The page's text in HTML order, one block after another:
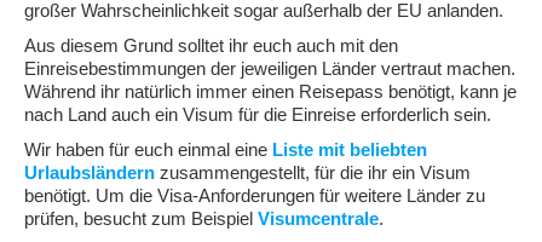
großer Wahrscheinlichkeit sogar außerhalb der EU anlanden.
Aus diesem Grund solltet ihr euch auch mit den
Einreisebestimmungen der jeweiligen Länder vertraut machen.
Während ihr natürlich immer einen Reisepass benötigt, kann je
nach Land auch ein Visum für die Einreise erforderlich sein.
Wir haben für euch einmal eine Liste mit beliebten
Urlaubsländern zusammengestellt, für die ihr ein Visum
benötigt. Um die Visa-Anforderungen für weitere Länder zu
prüfen, besucht zum Beispiel Visumcentrale.